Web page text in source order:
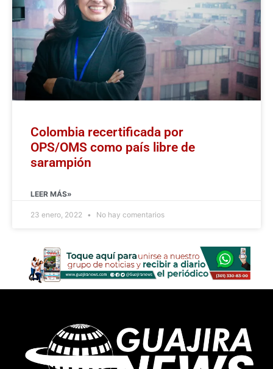
Colombia recertificada por
OPS/OMS como país libre de
sarampión
LEER MÁS»
23 enero, 2022 No hay comentarios